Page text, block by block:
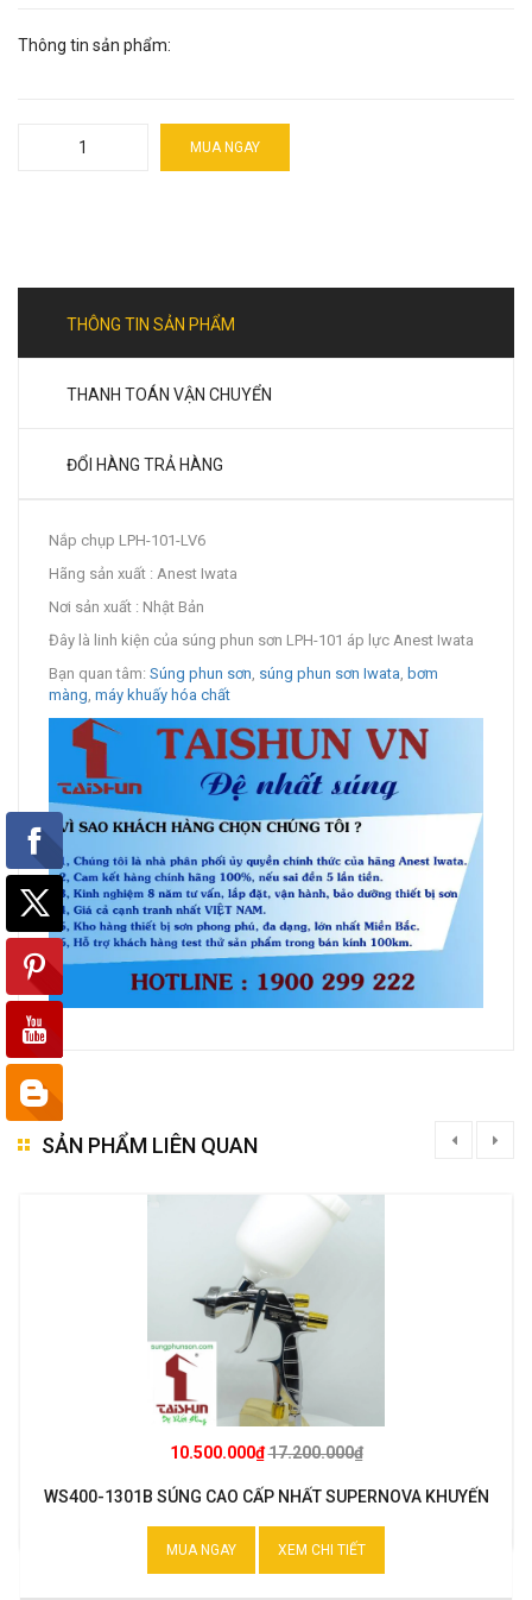
Thông tin sản phẩm:
MUA NGAY
THÔNG TIN SẢN PHẨM
THANH TOÁN VẬN CHUYỂN
ĐỔI HÀNG TRẢ HÀNG
Nắp chụp LPH-101-LV6
Hãng sản xuất : Anest Iwata
Nơi sản xuất : Nhật Bản
Đây là linh kiện của súng phun sơn LPH-101 áp lực Anest Iwata
Bạn quan tâm: Súng phun sơn, súng phun sơn Iwata, bơm
màng, máy khuấy hóa chất
SẢN PHẨM LIÊN QUAN
10.500.000₫17.200.000₫
WS400-1301B SÚNG CAO CẤP NHẤT SUPERNOVA KHUYẾN
MUA NGAY XEM CHI TIẾT